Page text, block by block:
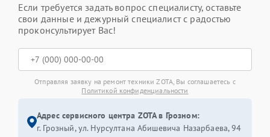
Если требуется задать вопрос специалисту, оставьте
свои данные и дежурный специалист с радостью
проконсультирует Вас!
Отправляя заявку на ремонт техники ZOTA, Вы соглашаетесь с
Политикой конфиденциальности
Адрес сервисного центра ZOTA в Грозном:
г. Грозный, ул. Нурсултана Абишевича Назарбаева, 94